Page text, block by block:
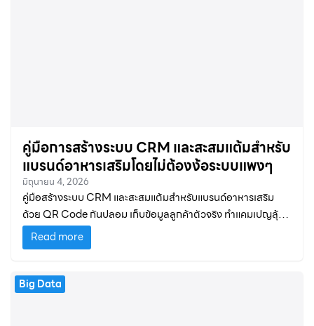
คู่มือการสร้างระบบ CRM และสะสมแต้มสำหรับ
แบรนด์อาหารเสริมโดยไม่ต้องง้อระบบแพงๆ
มิถุนายน 4, 2026
คู่มือสร้างระบบ CRM และสะสมแต้มสำหรับแบรนด์อาหารเสริม
ด้วย QR Code กันปลอม เก็บข้อมูลลูกค้าตัวจริง ทำแคมเปญลุ้น
รางวัล และวิเคราะห์ยอดขายผ่าน Dashboard
Read more
Big Data